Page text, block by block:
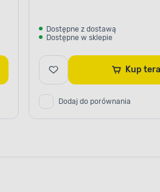
Dostępne z dostawą
Dostępne w sklepie
Kup
Dodaj do porównania